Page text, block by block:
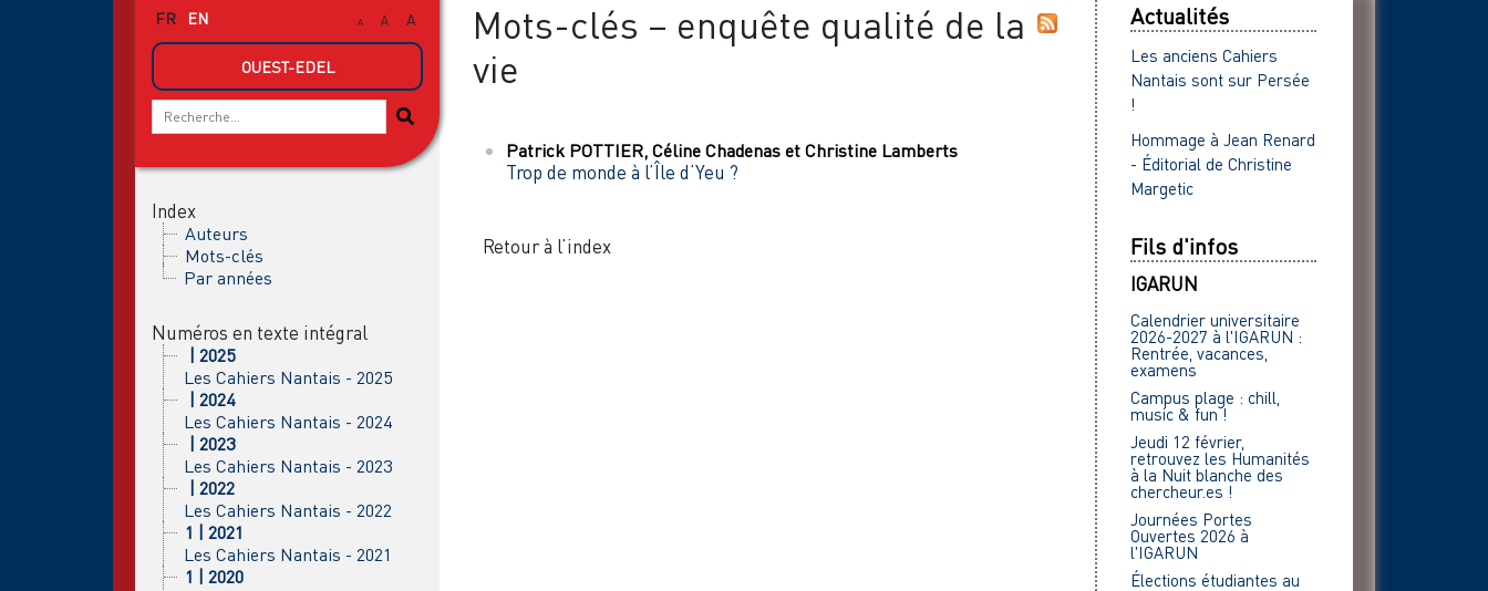
FR EN A A A
OUEST-EDEL
Index
Auteurs
Mots-clés
Par années
Numéros en texte intégral
| 2025
Les Cahiers Nantais - 2025
| 2024
Les Cahiers Nantais - 2024
| 2023
Les Cahiers Nantais - 2023
| 2022
Les Cahiers Nantais - 2022
1 | 2021
Les Cahiers Nantais - 2021
1 | 2020
Mots-clés – enquête qualité de la
vie
Patrick POTTIER, Céline Chadenas et Christine Lamberts
Trop de monde à l’Île d’Yeu ?
Retour à l’index
Actualités
Les anciens Cahiers
Nantais sont sur Persée
!
Hommage à Jean Renard
- Éditorial de Christine
Margetic
Fils d'infos
IGARUN
Calendrier universitaire
2026-2027 à l'IGARUN :
Rentrée, vacances,
examens
Campus plage : chill,
music & fun !
Jeudi 12 février,
retrouvez les Humanités
à la Nuit blanche des
chercheur.es !
Journées Portes
Ouvertes 2026 à
l'IGARUN
Élections étudiantes au